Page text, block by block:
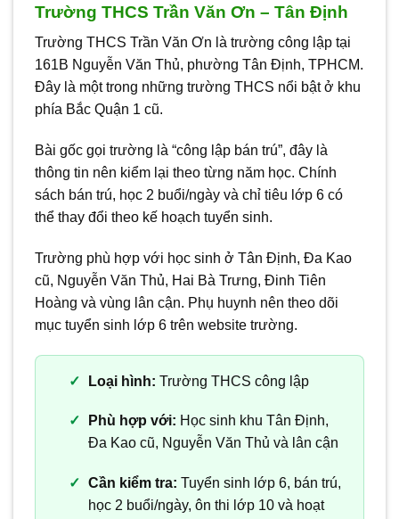
Trường THCS Trần Văn Ơn – Tân Định
Trường THCS Trần Văn Ơn là trường công lập tại
161B Nguyễn Văn Thủ, phường Tân Định, TPHCM.
Đây là một trong những trường THCS nổi bật ở khu
phía Bắc Quận 1 cũ.
Bài gốc gọi trường là “công lập bán trú”, đây là
thông tin nên kiểm lại theo từng năm học. Chính
sách bán trú, học 2 buổi/ngày và chỉ tiêu lớp 6 có
thể thay đổi theo kế hoạch tuyển sinh.
Trường phù hợp với học sinh ở Tân Định, Đa Kao
cũ, Nguyễn Văn Thủ, Hai Bà Trưng, Đinh Tiên
Hoàng và vùng lân cận. Phụ huynh nên theo dõi
mục tuyển sinh lớp 6 trên website trường.
Loại hình: Trường THCS công lập
Phù hợp với: Học sinh khu Tân Định,
Đa Kao cũ, Nguyễn Văn Thủ và lân cận
Cần kiểm tra: Tuyển sinh lớp 6, bán trú,
học 2 buổi/ngày, ôn thi lớp 10 và hoạt